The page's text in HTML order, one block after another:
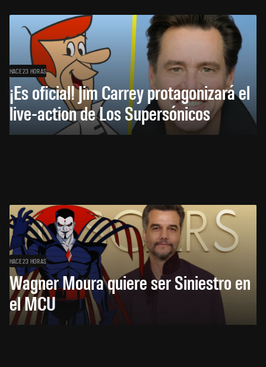
HACE 23 HORAS
¡Es oficial! Jim Carrey protagonizará el
live-action de Los Supersónicos
HACE 23 HORAS
Wagner Moura quiere ser Siniestro en
el MCU